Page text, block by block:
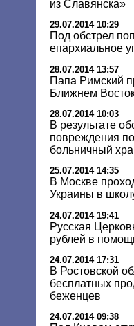
из Славянска»
29.07.2014 10:29
Под обстрел
епархиальное
28.07.2014 13:57
Папа Римский
Ближнем
28.07.2014 10:03
В результате
повреждения
больничный
25.07.2014 14:35
В Москве
Украины в
24.07.2014 19:41
Русская
рублей в
24.07.2014 17:31
В Ростовской
бесплатных
беженцев
24.07.2014 09:38